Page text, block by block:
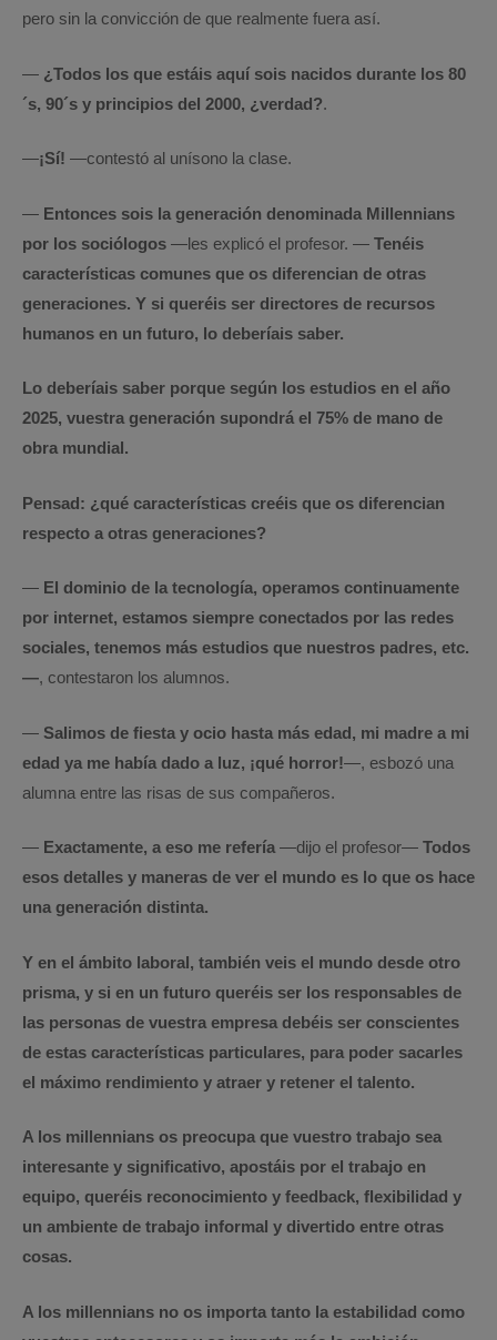
pero sin la convicción de que realmente fuera así.
— ¿Todos los que estáis aquí sois nacidos durante los 80
´s, 90´s y principios del 2000, ¿verdad?.
—¡Sí! —contestó al unísono la clase.
— Entonces sois la generación denominada Millennians
por los sociólogos —les explicó el profesor. — Tenéis
características comunes que os diferencian de otras
generaciones. Y si queréis ser directores de recursos
humanos en un futuro, lo deberíais saber.
Lo deberíais saber porque según los estudios en el año
2025, vuestra generación supondrá el 75% de mano de
obra mundial.
Pensad: ¿qué características creéis que os diferencian
respecto a otras generaciones?
— El dominio de la tecnología, operamos continuamente
por internet, estamos siempre conectados por las redes
sociales, tenemos más estudios que nuestros padres, etc.
—, contestaron los alumnos.
— Salimos de fiesta y ocio hasta más edad, mi madre a mi
edad ya me había dado a luz, ¡qué horror!—, esbozó una
alumna entre las risas de sus compañeros.
— Exactamente, a eso me refería—dijo el profesor— Todos
esos detalles y maneras de ver el mundo es lo que os hace
una generación distinta.
Y en el ámbito laboral, también veis el mundo desde otro
prisma, y si en un futuro queréis ser los responsables de
las personas de vuestra empresa debéis ser conscientes
de estas características particulares, para poder sacarles
el máximo rendimiento y atraer y retener el talento.
A los millennians os preocupa que vuestro trabajo sea
interesante y significativo, apostáis por el trabajo en
equipo, queréis reconocimiento y feedback, flexibilidad y
un ambiente de trabajo informal y divertido entre otras
cosas.
A los millennians no os importa tanto la estabilidad como